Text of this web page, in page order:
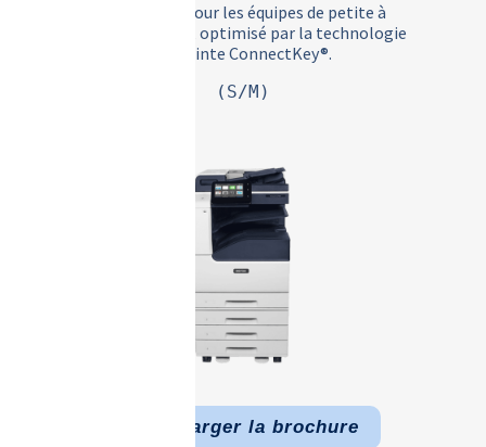
L’assistant pour les équipes de petite à
moyenne taille, optimisé par la technologie
de pointe ConnectKey®.
(S/M)
Télécharger la brochure